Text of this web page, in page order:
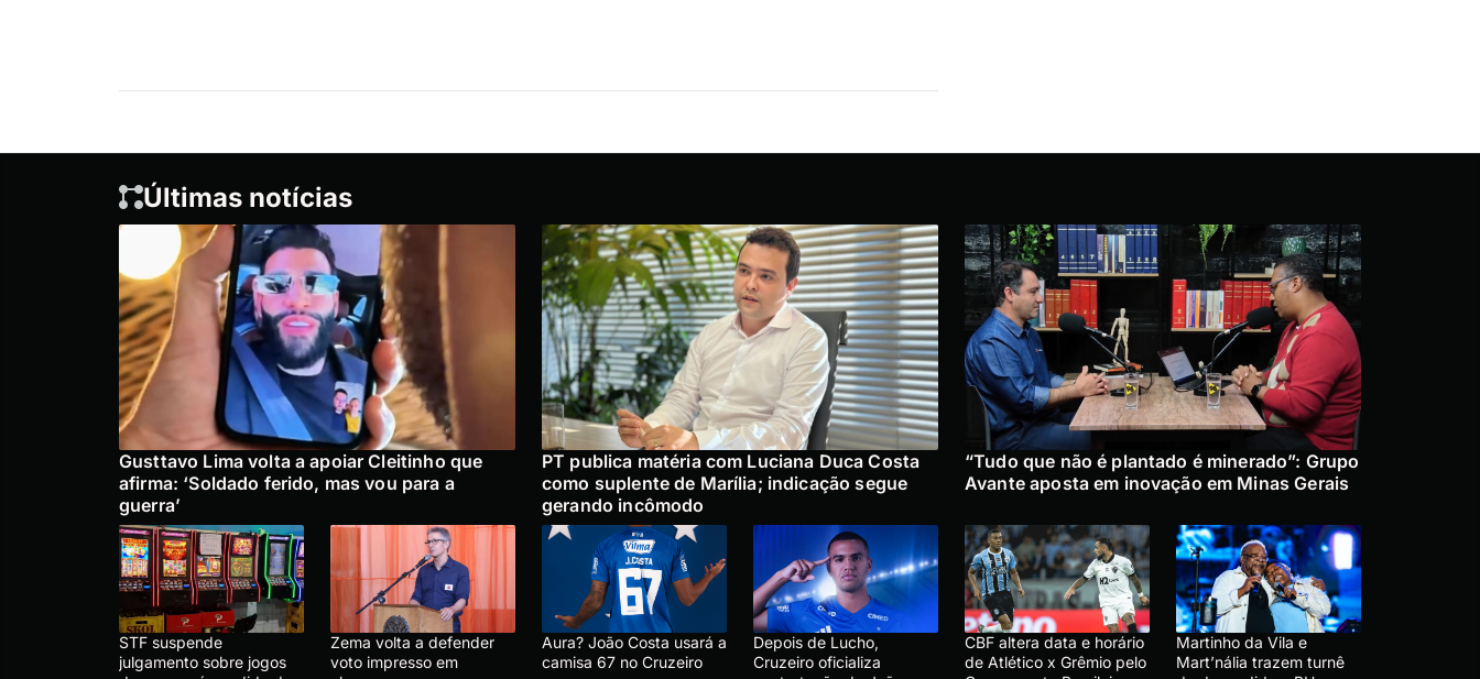
Últimas notícias
Gusttavo Lima volta a apoiar Cleitinho que
afirma: ‘Soldado ferido, mas vou para a
guerra’
PT publica matéria com Luciana Duca Costa
como suplente de Marília; indicação segue
gerando incômodo
“Tudo que não é plantado é minerado”: Grupo
Avante aposta em inovação em Minas Gerais
STF suspende
julgamento sobre jogos
Zema volta a defender
voto impresso em
Aura? João Costa usará a
camisa 67 no Cruzeiro
Depois de Lucho,
Cruzeiro oficializa
CBF altera data e horário
de Atlético x Grêmio pelo
Martinho da Vila e
Mart’nália trazem turnê